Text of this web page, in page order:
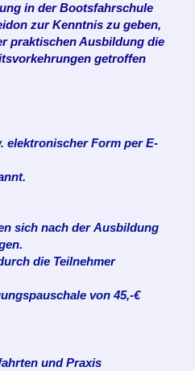
in der Bootsfahrschule
zur Kenntnis zu geben,
praktischen Ausbildung die
getroffen
Form per E-
sich nach derAusbildung
die Teilnehmer
von 45,-€
und Praxis